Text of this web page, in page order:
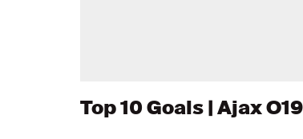
Top 10 Goals | Ajax O19